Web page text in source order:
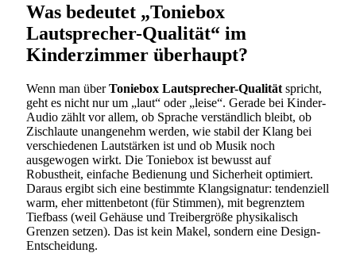
Was bedeutet „Toniebox
Lautsprecher-Qualität“ im
Kinderzimmer überhaupt?
Wenn man überToniebox Lautsprecher-Qualität spricht,
geht es nicht nur um „laut“ oder „leise“. Gerade bei Kinder-
Audio zählt vor allem, ob Sprache verständlich bleibt, ob
Zischlaute unangenehm werden, wie stabil der Klang bei
verschiedenen Lautstärken ist und ob Musik noch
ausgewogen wirkt. Die Toniebox ist bewusst auf
Robustheit, einfache Bedienung und Sicherheit optimiert.
Daraus ergibt sich eine bestimmte Klangsignatur: tendenziell
warm, eher mittenbetont (für Stimmen), mit begrenztem
Tiefbass (weil Gehäuse und Treibergröße physikalisch
Grenzen setzen). Das ist kein Makel, sondern eine Design-
Entscheidung.